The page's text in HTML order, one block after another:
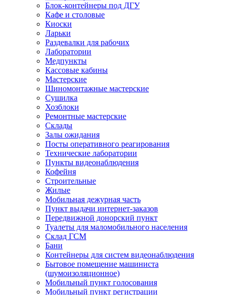
Блок-контейнеры под ДГУ
Кафе и столовые
Киоски
Ларьки
Раздевалки для рабочих
Лаборатории
Медпункты
Кассовые кабины
Мастерские
Шиномонтажные мастерские
Сушилка
Хозблоки
Ремонтные мастерские
Склады
Залы ожидания
Посты оперативного реагирования
Технические лаборатории
Пункты видеонаблюдения
Кофейня
Строительные
Жилые
Мобильная дежурная часть
Пункт выдачи интернет-заказов
Передвижной донорский пункт
Туалеты для маломобильного населения
Склад ГСМ
Бани
Контейнеры для систем видеонаблюдения
Бытовое помещение машиниста
(шумоизоляционное)
Мобильный пункт голосования
Мобильный пункт регистрации